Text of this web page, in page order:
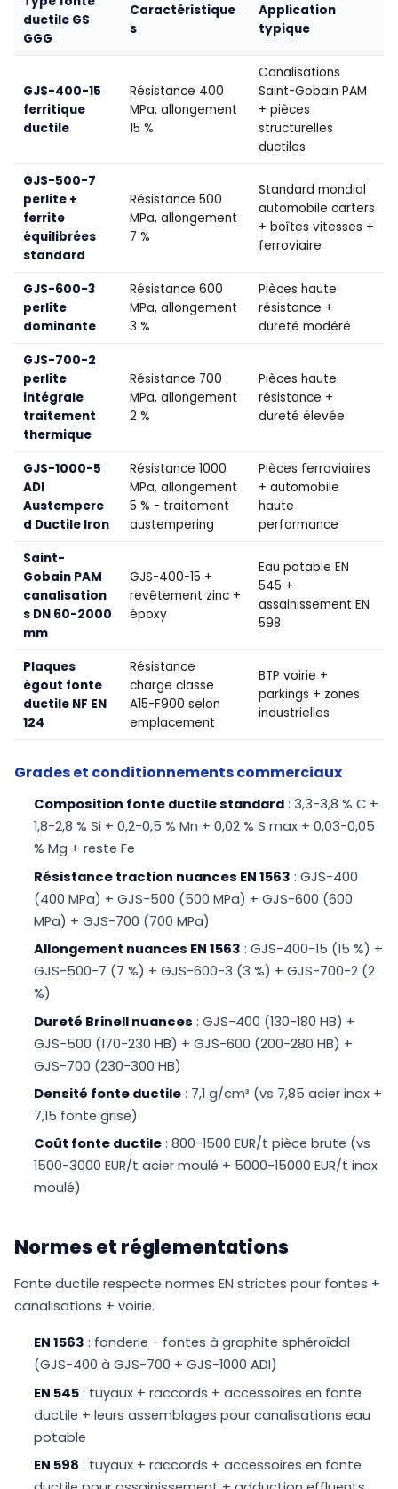
ductile GS
GGG
Caractéristique
s
Application
typique
GJS-400-15
ferritique
ductile
Résistance 400
MPa, allongement
15 %
Canalisations
Saint-Gobain PAM
+ pièces
structurelles
ductiles
GJS-500-7
perlite +
ferrite
équilibrées
standard
Résistance 500
MPa, allongement
7 %
Standard mondial
automobile carters
+ boîtes vitesses +
ferroviaire
GJS-600-3
perlite
dominante
Résistance 600
MPa, allongement
3 %
Pièces haute
résistance +
dureté modéré
GJS-700-2
perlite
intégrale
traitement
thermique
Résistance 700
MPa, allongement
2 %
Pièces haute
résistance +
dureté élevée
GJS-1000-5
ADI
Austempere
d Ductile Iron
Résistance 1000
MPa, allongement
5 % - traitement
austempering
Pièces ferroviaires
+ automobile
haute
performance
Saint-
Gobain PAM
canalisation
s DN 60-2000
mm
GJS-400-15 +
revêtement zinc +
époxy
Eau potable EN
545 +
assainissement EN
598
Plaques
égout fonte
ductile NF EN
124
Résistance
charge classe
A15-F900 selon
emplacement
BTP voirie +
parkings + zones
industrielles
Grades et conditionnements commerciaux
Composition fonte ductile standard : 3,3-3,8 % C +
1,8-2,8 % Si + 0,2-0,5 % Mn + 0,02 % S max + 0,03-0,05
% Mg + reste Fe
Résistance traction nuances EN 1563 : GJS-400
(400 MPa) + GJS-500 (500 MPa) + GJS-600 (600
MPa) + GJS-700 (700 MPa)
Allongement nuances EN 1563 : GJS-400-15 (15 %) +
GJS-500-7 (7 %) + GJS-600-3 (3 %) + GJS-700-2 (2
%)
Dureté Brinell nuances : GJS-400 (130-180 HB) +
GJS-500 (170-230 HB) + GJS-600 (200-280 HB) +
GJS-700 (230-300 HB)
Densité fonte ductile : 7,1 g/cm³ (vs 7,85 acier inox +
7,15 fonte grise)
Coût fonte ductile : 800-1500 EUR/t pièce brute (vs
1500-3000 EUR/t acier moulé + 5000-15000 EUR/t inox
moulé)
Normes et réglementations
Fonte ductile respecte normes EN strictes pour fontes +
canalisations + voirie.
EN 1563 : fonderie - fontes à graphite sphéroïdal
(GJS-400 à GJS-700 + GJS-1000 ADI)
EN 545 : tuyaux + raccords + accessoires en fonte
ductile + leurs assemblages pour canalisations eau
potable
EN 598 : tuyaux + raccords + accessoires en fonte